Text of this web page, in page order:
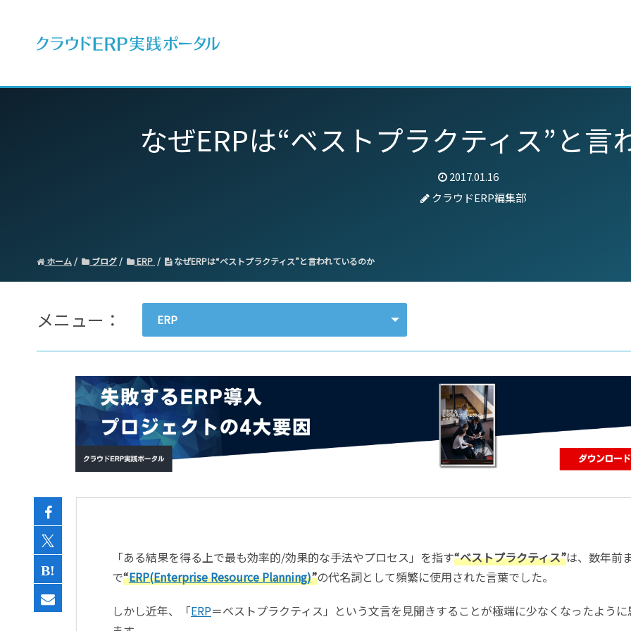
なぜERPは“ベストプラクティス”と言
2017.01.16
クラウドERP編集部
ホーム ブログ ERP なぜERPは“ベストプラクティス”と言われているのか
メニュー： ERP
会計
経営／業績管理
サプライチェーン／生産管理
CRM／営業支援／Eコマース
データ分析／BI
「ある結果を得る上で最も効率的/効果的な手法やプロセス」を指す“ベストプラクティス”は、数年前
で“ERP(Enterprise Resource Planning)”の代名詞として頻繁に使用された言葉でした。
しかし近年、「ERP＝ベストプラクティス」という文言を見聞きすることが極端に少なくなったように